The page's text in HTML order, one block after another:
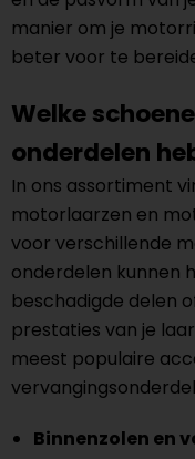
manier om je
beter voor te
Welke
onderdelen
In ons assortiment
motorlaarzen en
voor verschillende
onderdelen kunnen
beschadigde delen
prestaties van je
meest populaire
Binnenzolen en